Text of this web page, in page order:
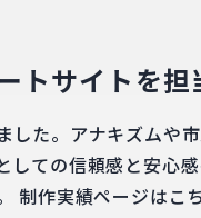
サイトを担
た。アナキズムや
ての信頼感と安心
作実績ページはこ